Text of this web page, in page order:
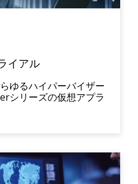
イアル
ゆるハイパーバイザー
シリーズの仮想アプラ